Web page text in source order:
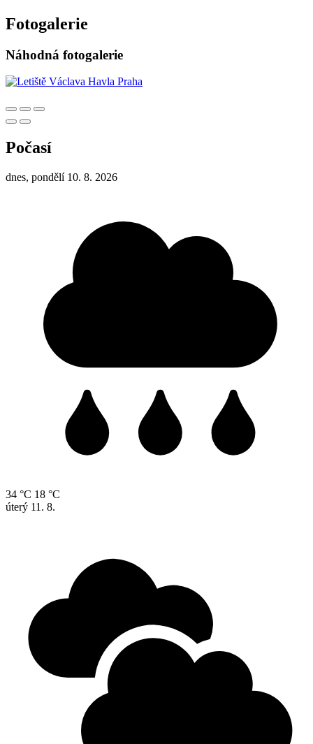
Fotogalerie
Náhodná fotogalerie
Počasí
dnes, pondělí 10. 8. 2026
34 °C 18 °C
úterý 11. 8.